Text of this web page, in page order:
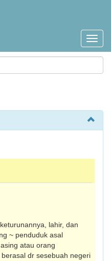
lahir, dan
~ pen­duduk asal
atau orang
dr sesebuah negeri